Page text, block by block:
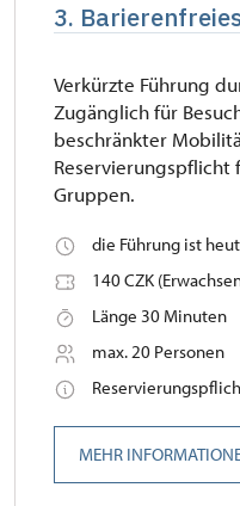
3.
Verkürzte Führung
Zugänglich für
beschränkter
Reservierungspflicht
Gruppen.
die Führung ist
140 CZK
Länge 30 Minuten
max. 20 Personen
MEHR